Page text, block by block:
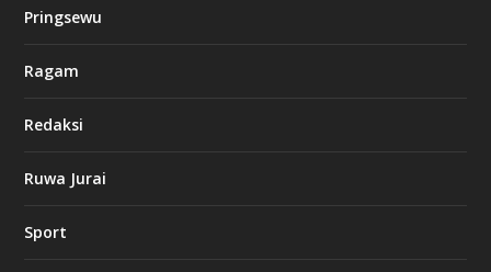
Pringsewu
Ragam
Redaksi
Ruwa Jurai
Sport